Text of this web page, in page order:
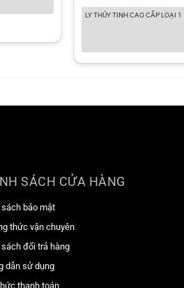
LY THỦY TINH CAO CẤP LOẠI 1
SÁCH CỬA HÀNG
sách bảo mật
thức vận chuyên
sách đổi trả hàng
dẫn sử dụng
thanh toán